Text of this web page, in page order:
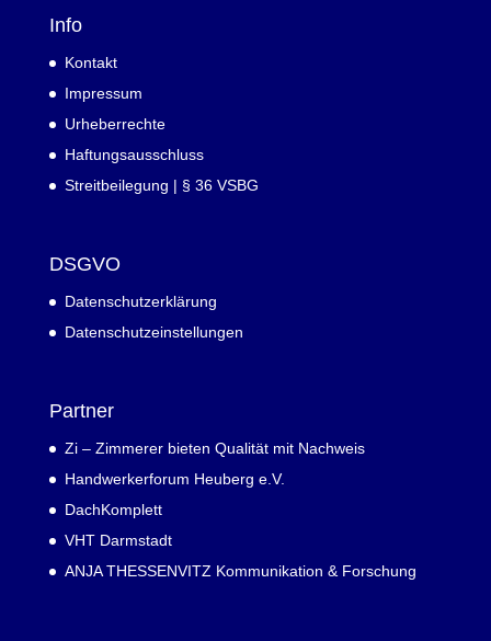
Info
Kontakt
Impressum
Urheberrechte
Haftungsausschluss
Streitbeilegung | § 36 VSBG
DSGVO
Datenschutzerklärung
Datenschutzeinstellungen
Partner
Zi – Zimmerer bieten Qualität mit Nachweis
Handwerkerforum Heuberg e.V.
DachKomplett
VHT Darmstadt
ANJA THESSENVITZ Kommunikation & Forschung